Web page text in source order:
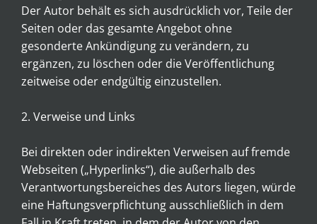
Der Autor behält es sich ausdrücklich vor, Teile der
Seiten oder das gesamte Angebot ohne
gesonderte Ankündigung zu verändern, zu
ergänzen, zu löschen oder die Veröffentlichung
zeitweise oder endgültig einzustellen.
2. Verweise und Links
Bei direkten oder indirekten Verweisen auf fremde
Webseiten („Hyperlinks“), die außerhalb des
Verantwortungsbereiches des Autors liegen, würde
eine Haftungsverpflichtung ausschließlich in dem